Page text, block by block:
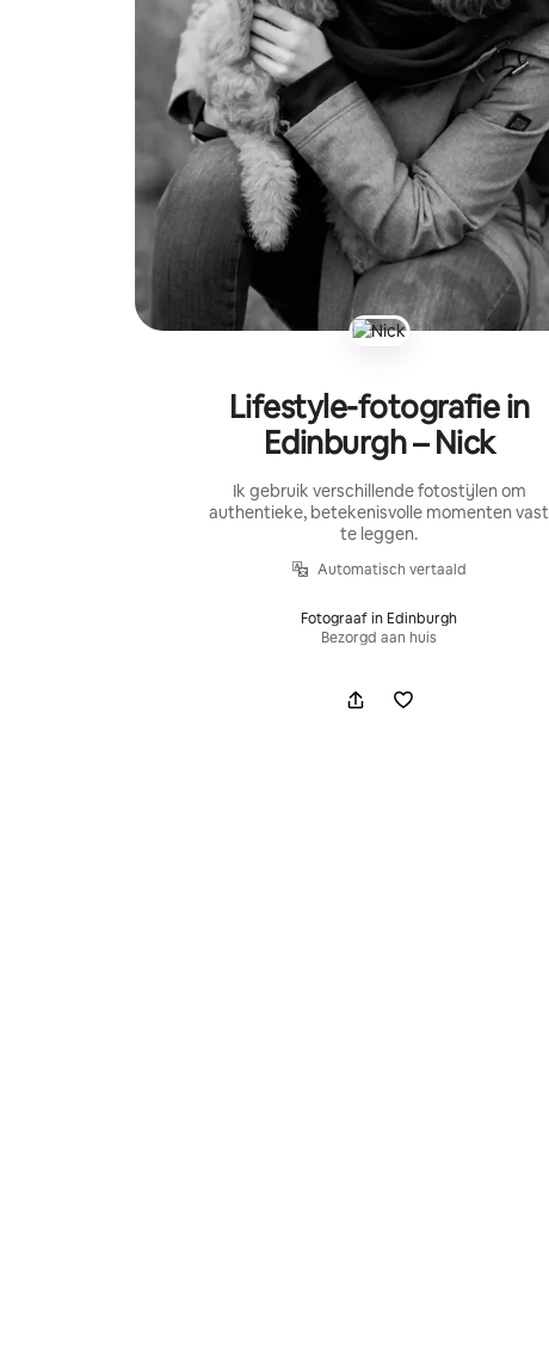
Lifestyle-fotografie in
Edinburgh – Nick
Ik gebruik verschillende fotostijlen om
authentieke, betekenisvolle momenten vast
te leggen.
Automatisch vertaald
Fotograaf in Edinburgh
Bezorgd aan huis